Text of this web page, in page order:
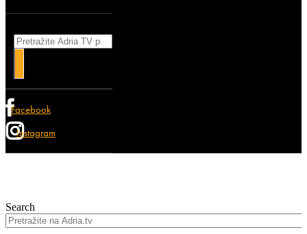
Facebook
Instagram
Search